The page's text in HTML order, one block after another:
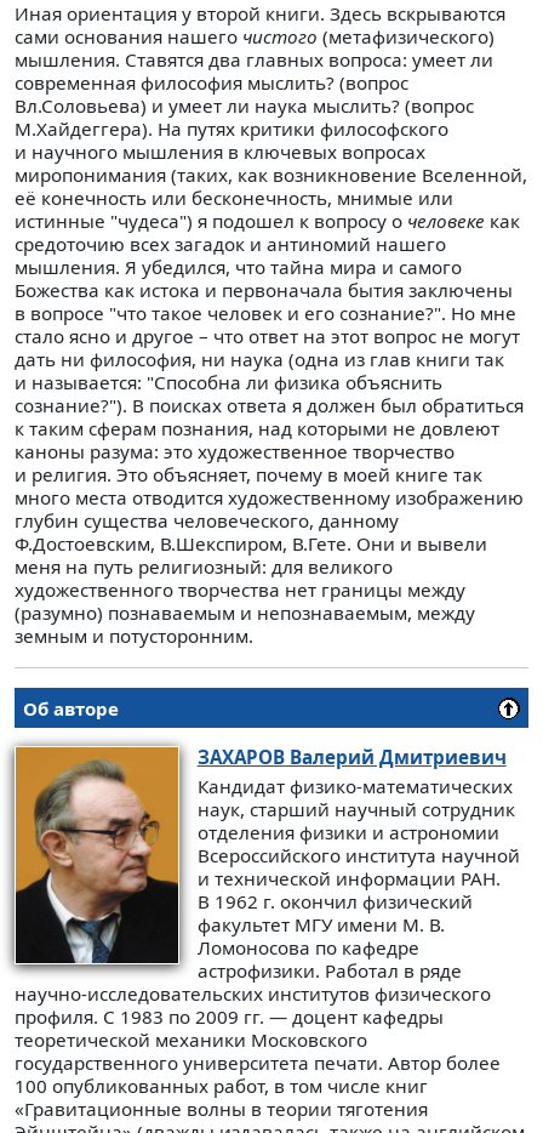
Иная ориентация у второй книги. Здесь вскрываются
сами основания нашего чистого (метафизического)
мышления. Ставятся два главных вопроса: умеет ли
современная философия мыслить? (вопрос
Вл.Соловьева) и умеет ли наука мыслить? (вопрос
М.Хайдеггера). На путях критики философского
и научного мышления в ключевых вопросах
миропонимания (таких, как возникновение Вселенной,
её конечность или бесконечность, мнимые или
истинные "чудеса") я подошел к вопросу о человеке как
средоточию всех загадок и антиномий нашего
мышления. Я убедился, что тайна мира и самого
Божества как истока и первоначала бытия заключены
в вопросе "что такое человек и его сознание?". Но мне
стало ясно и другое – что ответ на этот вопрос не могут
дать ни философия, ни наука (одна из глав книги так
и называется: "Способна ли физика объяснить
сознание?"). В поисках ответа я должен был обратиться
к таким сферам познания, над которыми не довлеют
каноны разума: это художественное творчество
и религия. Это объясняет, почему в моей книге так
много места отводится художественному изображению
глубин существа человеческого, данному
Ф.Достоевским, В.Шекспиром, В.Гете. Они и вывели
меня на путь религиозный: для великого
художественного творчества нет границы между
(разумно) познаваемым и непознаваемым, между
земным и потусторонним.
Об авторе
ЗАХАРОВВалерий Дмитриевич
Кандидат физико-математических
наук, старший научный сотрудник
отделения физики и астрономии
Всероссийского института научной
и технической информации РАН.
В 1962 г. окончил физический
факультет МГУ имени М. В.
Ломоносова по кафедре
астрофизики. Работал в ряде
научно-исследовательских институтов физического
профиля. С 1983 по 2009 гг. — доцент кафедры
теоретической механики Московского
государственного университета печати. Автор более
100 опубликованных работ, в том числе книг
«Гравитационные волны в теории тяготения